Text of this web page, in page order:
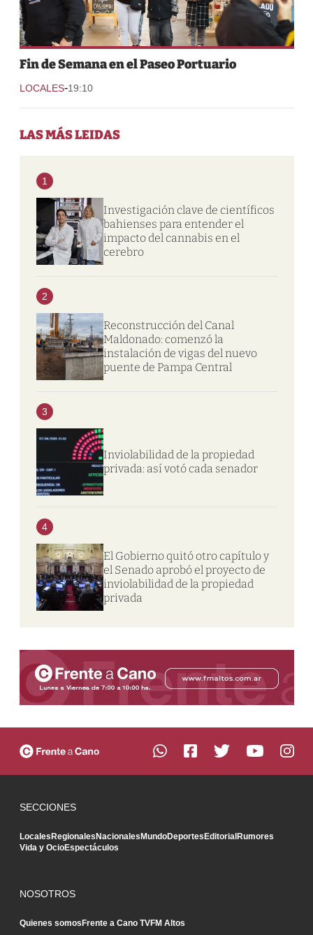
Fin de Semana en el Paseo Portuario
LOCALES-19:10
LAS MÁS LEIDAS
1
Investigación clave de científicos
bahienses para entender el
impacto del cannabis en el
cerebro
2
Reconstrucción del Canal
Maldonado: comenzó la
instalación de vigas del nuevo
puente de Pampa Central
3
Inviolabilidad de la propiedad
privada: así votó cada senador
4
El Gobierno quitó otro capítulo y
el Senado aprobó el proyecto de
inviolabilidad de la propiedad
privada
SECCIONES
LocalesRegionalesNacionalesMundoDeportesEditorialRumores
Vida y OcioEspectáculos
NOSOTROS
Quienes somosFrente a Cano TVFM Altos